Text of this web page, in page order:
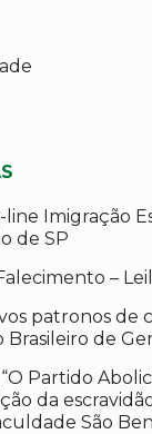
line Imigração
de SP
–
patronos de
de
Partido
da
São